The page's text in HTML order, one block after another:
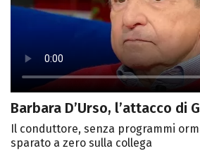
Barbara D’Urso, l’attacco di
Il conduttore, senza programmi
sparato a zero sulla collega